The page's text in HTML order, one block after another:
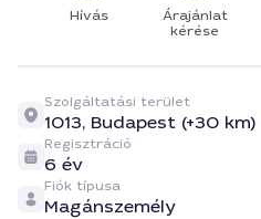
Hívás
Árajánlat
kérése
Szolgáltatási terület
1013, Budapest (+30 km)
Regisztráció
6 év
Fiók típusa
Magánszemély